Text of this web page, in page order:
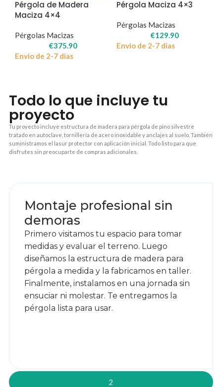
Pérgola de Madera
Maciza 4×4
Pérgolas Macizas
€375.90
Envio de 2-7 dias
Pérgola Maciza 4×3
Pérgolas Macizas
€129.90
Envio de 2-7 dias
Todo lo que incluye tu
proyecto
Tu proyecto incluye estructura de madera para pérgola de pino silvestre
tratado en autoclave, tornillería de acero inoxidable y anclajes al suelo. También
suministramos el lasur protector con aplicación inicial. Todo listo para que
disfrutes sin preocuparte de compras adicionales.
2
Montaje profesional sin
demoras
Primero visitamos tu espacio para tomar
medidas y evaluar el terreno. Luego
diseñamos la estructura de madera para
pérgola a medida y la fabricamos en taller.
Finalmente, instalamos en una jornada sin
ensuciar ni molestar. Te entregamos la
pérgola lista para usar.